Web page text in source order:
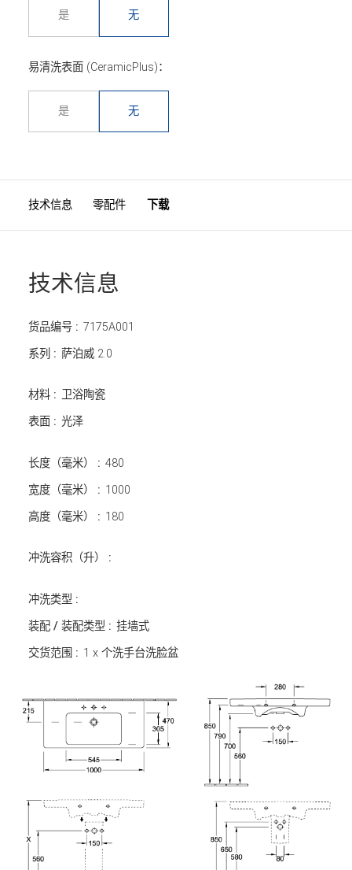
是 无
易清洗表面 (CeramicPlus)：
是 无
技术信息 零配件 下载
技术信息
货品编号 : 7175A001
系列 : 萨泊威 2.0
材料 : 卫浴陶瓷
表面 : 光泽
长度（毫米） : 480
宽度（毫米） : 1000
高度（毫米） : 180
冲洗容积（升） :
冲洗类型 :
装配 / 装配类型 : 挂墙式
交货范围 : 1 x 个洗手台洗脸盆